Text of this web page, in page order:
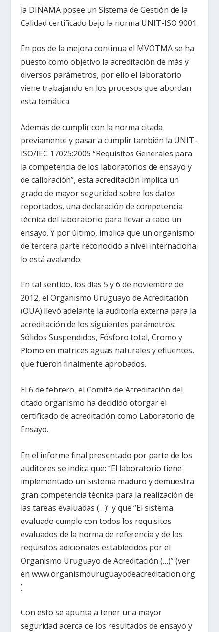
la DINAMA posee un Sistema de Gestión de la
Calidad certificado bajo la norma UNIT-ISO 9001.
En pos de la mejora continua el MVOTMA se ha
puesto como objetivo la acreditación de más y
diversos parámetros, por ello el laboratorio
viene trabajando en los procesos que abordan
esta temática.
Además de cumplir con la norma citada
previamente y pasar a cumplir también la UNIT-
ISO/IEC 17025:2005 “Requisitos Generales para
la competencia de los laboratorios de ensayo y
de calibración”, esta acreditación implica un
grado de mayor seguridad sobre los datos
reportados, una declaración de competencia
técnica del laboratorio para llevar a cabo un
ensayo. Y por último, implica que un organismo
de tercera parte reconocido a nivel internacional
lo está avalando.
En tal sentido, los días 5 y 6 de noviembre de
2012, el Organismo Uruguayo de Acreditación
(OUA) llevó adelante la auditoría externa para la
acreditación de los siguientes parámetros:
Sólidos Suspendidos, Fósforo total, Cromo y
Plomo en matrices aguas naturales y efluentes,
que fueron finalmente aprobados.
El 6 de febrero, el Comité de Acreditación del
citado organismo ha decidido otorgar el
certificado de acreditación como Laboratorio de
Ensayo.
En el informe final presentado por parte de los
auditores se indica que: “El laboratorio tiene
implementado un Sistema maduro y demuestra
gran competencia técnica para la realización de
las tareas evaluadas (…)” y que “El sistema
evaluado cumple con todos los requisitos
evaluados de la norma de referencia y de los
requisitos adicionales establecidos por el
Organismo Uruguayo de Acreditación (…)” (ver
en www.organismouruguayodeacreditacion.org
)
Con esto se apunta a tener una mayor
seguridad acerca de los resultados de ensayo y